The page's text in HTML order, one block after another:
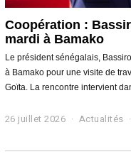
Coopération :
mardi à Bamako
Le président sénégalais,
à Bamako pour une visite de
Goïta. La rencontre intervient
26 juillet 2026 Actualités